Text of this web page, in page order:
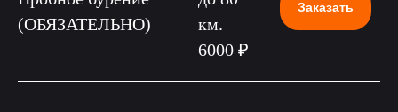
(ОБЯЗАТЕЛЬНО)
км.
6000 ₽
Заказать